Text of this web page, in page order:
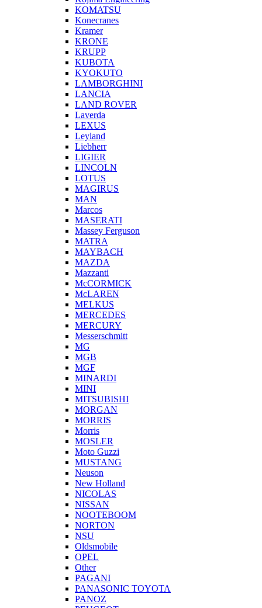
KOMATSU
Konecranes
Kramer
KRONE
KRUPP
KUBOTA
KYOKUTO
LAMBORGHINI
LANCIA
LAND ROVER
Laverda
LEXUS
Leyland
Liebherr
LIGIER
LINCOLN
LOTUS
MAGIRUS
MAN
Marcos
MASERATI
Massey Ferguson
MATRA
MAYBACH
MAZDA
Mazzanti
McCORMICK
McLAREN
MELKUS
MERCEDES
MERCURY
Messerschmitt
MG
MGB
MGF
MINARDI
MINI
MITSUBISHI
MORGAN
MORRIS
Morris
MOSLER
Moto Guzzi
MUSTANG
Neuson
New Holland
NICOLAS
NISSAN
NOOTEBOOM
NORTON
NSU
Oldsmobile
OPEL
Other
PAGANI
PANASONIC TOYOTA
PANOZ